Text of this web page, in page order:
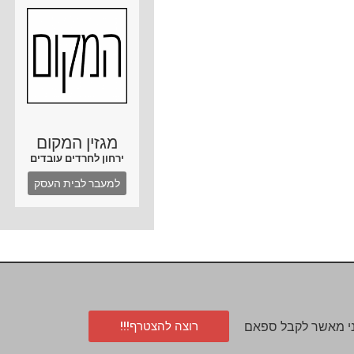
מגזין המקום
ירחון לחרדים עובדים
למעבר לבית העסק
מאשר לקבל ספאם רוצה להצטרף!!!